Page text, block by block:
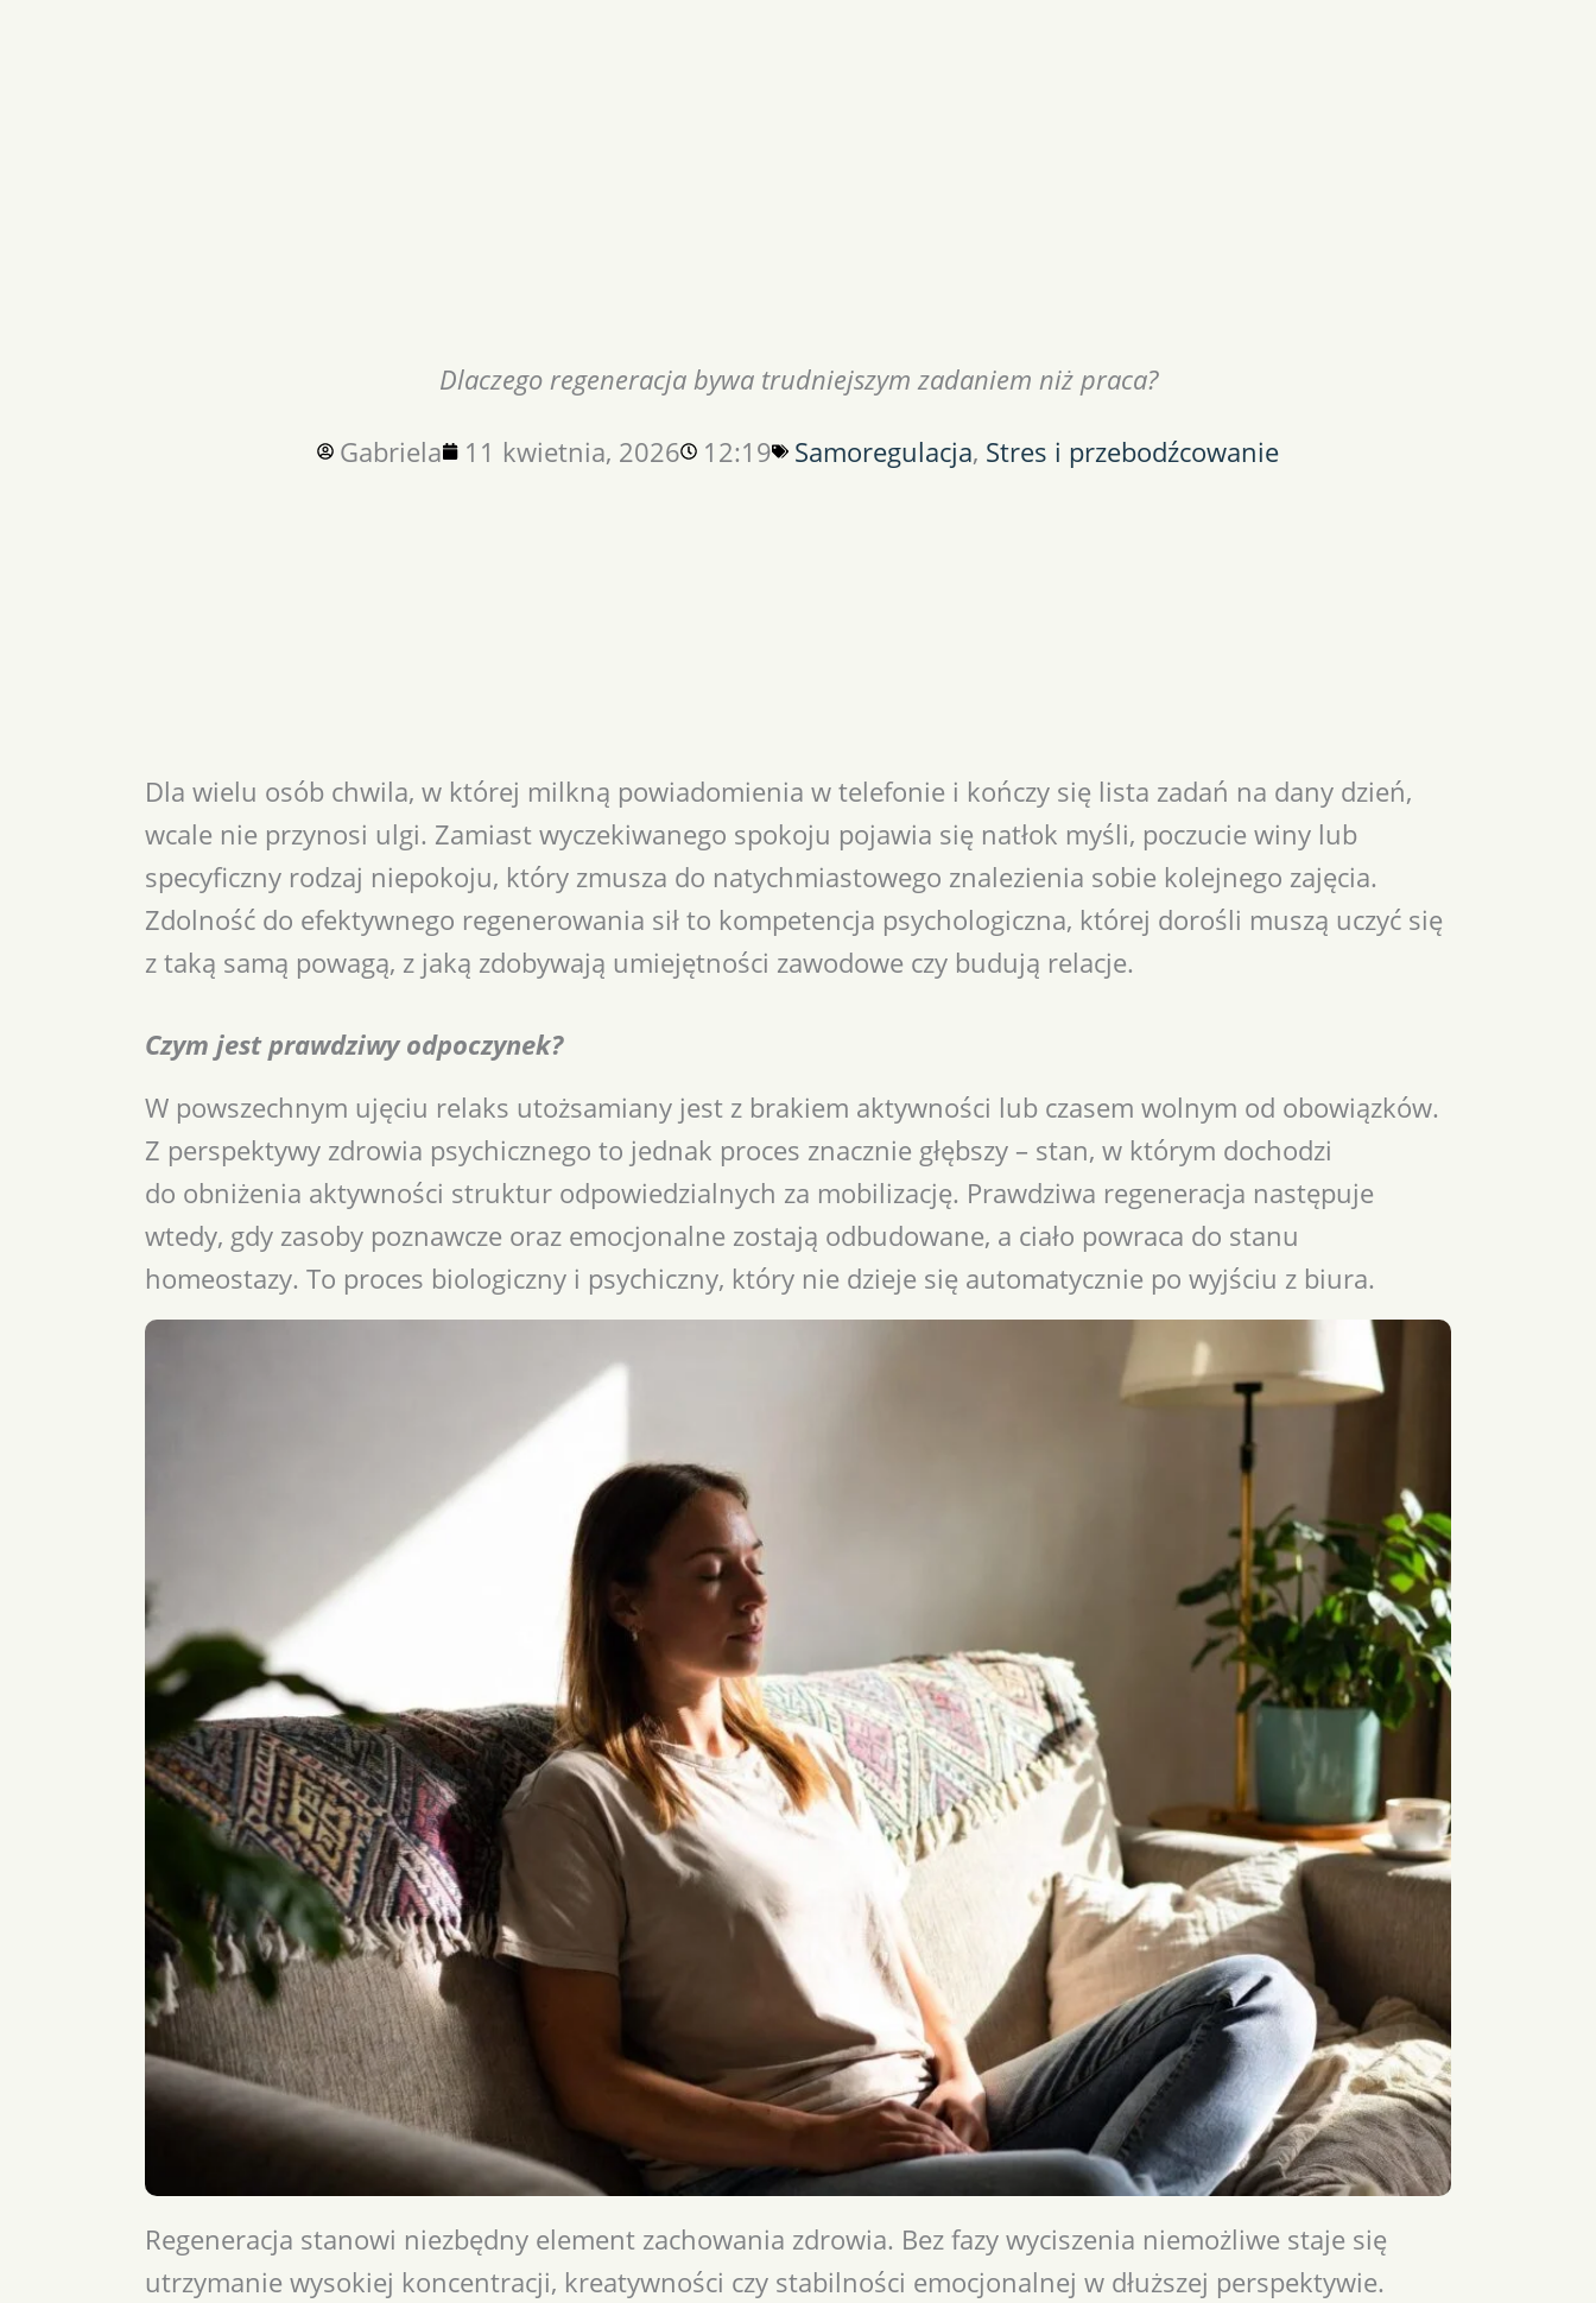
Dlaczego regeneracja bywa trudniejszym zadaniem niż praca?
Gabriela 11 kwietnia, 2026 12:19 Samoregulacja, Stres i przebodźcowanie
Dla wielu osób chwila, w której milkną powiadomienia w telefonie i kończy się lista zadań na dany dzień,
wcale nie przynosi ulgi. Zamiast wyczekiwanego spokoju pojawia się natłok myśli, poczucie winy lub
specyficzny rodzaj niepokoju, który zmusza do natychmiastowego znalezienia sobie kolejnego zajęcia.
Zdolność do efektywnego regenerowania sił to kompetencja psychologiczna, której dorośli muszą uczyć się
z taką samą powagą, z jaką zdobywają umiejętności zawodowe czy budują relacje.
Czym jest prawdziwy odpoczynek?
W powszechnym ujęciu relaks utożsamiany jest z brakiem aktywności lub czasem wolnym od obowiązków.
Z perspektywy zdrowia psychicznego to jednak proces znacznie głębszy – stan, w którym dochodzi
do obniżenia aktywności struktur odpowiedzialnych za mobilizację. Prawdziwa regeneracja następuje
wtedy, gdy zasoby poznawcze oraz emocjonalne zostają odbudowane, a ciało powraca do stanu
homeostazy. To proces biologiczny i psychiczny, który nie dzieje się automatycznie po wyjściu z biura.
Regeneracja stanowi niezbędny element zachowania zdrowia. Bez fazy wyciszenia niemożliwe staje się
utrzymanie wysokiej koncentracji, kreatywności czy stabilności emocjonalnej w dłuższej perspektywie.